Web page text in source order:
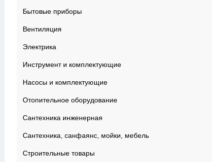
Бытовые приборы
Вентиляция
Электрика
Инструмент и комплектующие
Насосы и комплектующие
Отопительное оборудование
Сантехника инженерная
Сантехника, санфаянс, мойки, мебель
Строительные товары